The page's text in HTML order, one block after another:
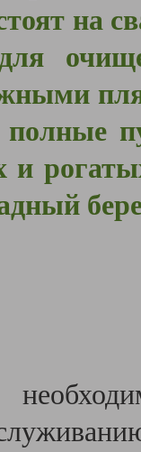
на
и